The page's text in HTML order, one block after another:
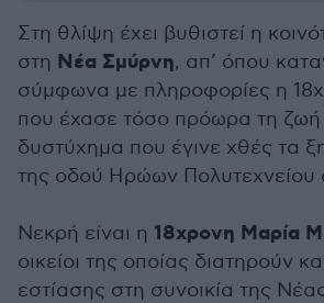
Στη θλίψη έχει βυθιστεί η
στη Νέα Σμύρνη, απ’ όπου
σύμφωνα με πληροφορίες η
που έχασε τόσο πρόωρα τη ζωή
δυστύχημα που έγινε χθές τα
της οδού Ηρώων Πολυτεχνείου
Νεκρή είναι η 18χρονη Μαρία
οικείοι της οποίας διατηρούν
εστίασης στη συνοικία της